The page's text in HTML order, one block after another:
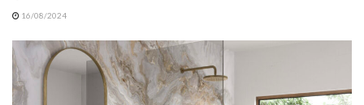
16/08/2024